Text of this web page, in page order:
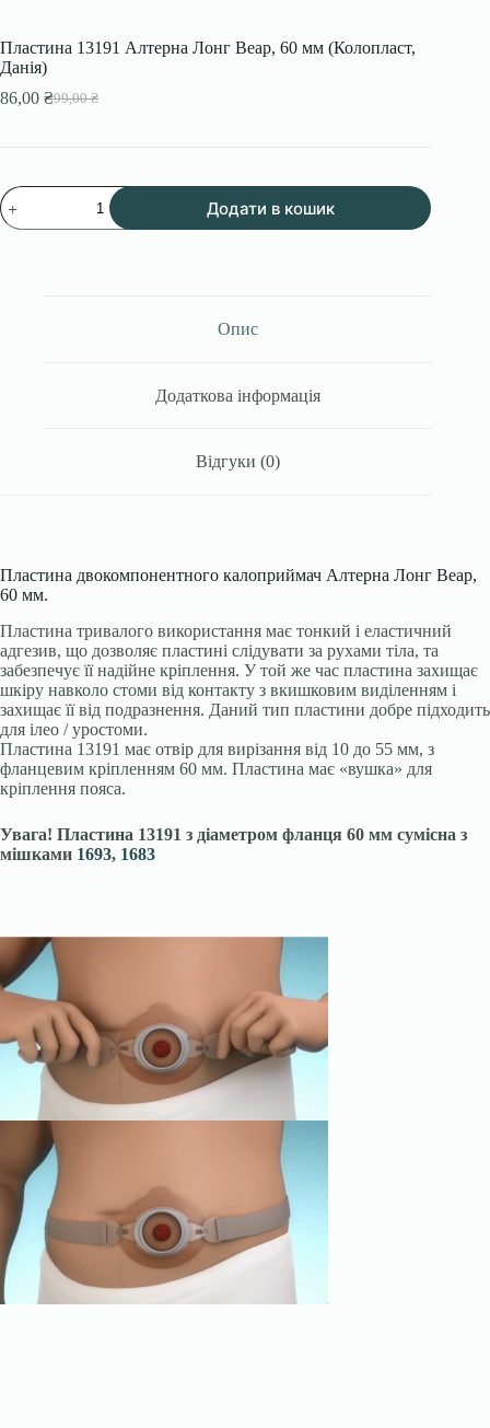
Пластина 13191 Алтерна Лонг Веар, 60 мм (Колопласт,
Данія)
99,00₴
Оригінальна
99,00 ₴.
86,00 ₴Поточна
86,00 ₴.
Пластина
13191
Алтерна
кількість
Додати в кошик
Опис
Додаткова інформація
Відгуки (0)
Пластина двокомпонентного калоприймач Алтерна Лонг Веaр,
60 мм.
Пластина тривалого використання має тонкий і еластичний
адгезив, що дозволяє пластині слідувати за рухами тіла, та
забезпечує її надійне кріплення. У той же час пластина захищає
шкіру навколо стоми від контакту з вкишковим виділенням і
захищає її від подразнення. Даний тип пластини добре підходить
для ілео / уростоми.
Пластина 13191 має отвір для вирізання від 10 до 55 мм, з
фланцевим кріпленням 60 мм. Пластина має «вушка» для
кріплення пояса.
Увага! Пластина 13191 з діаметром фланця 60 мм сумісна з
мішками 1693, 1683